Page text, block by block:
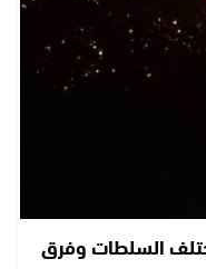
السلطات وفرق